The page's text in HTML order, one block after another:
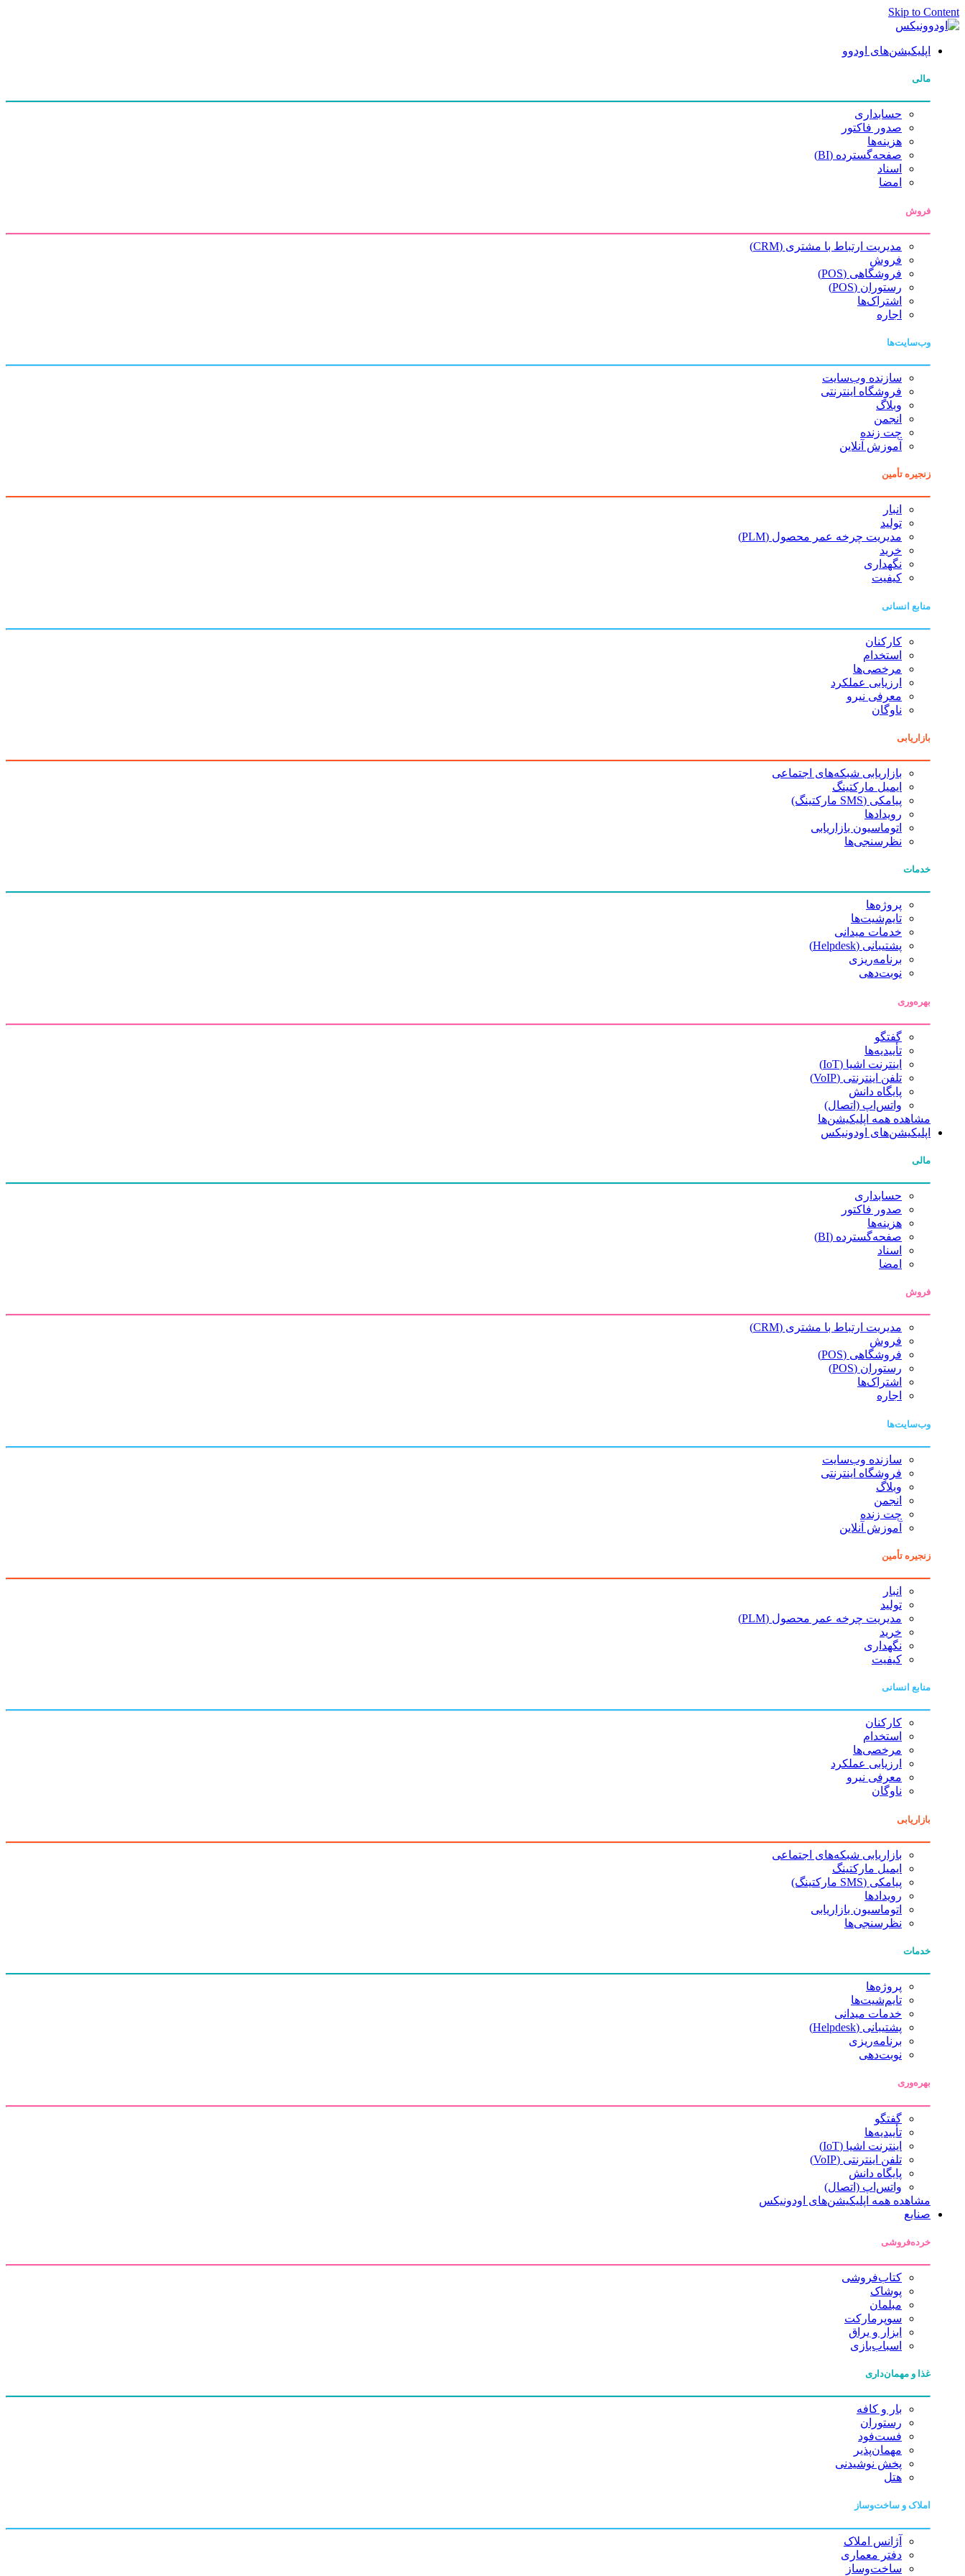
Skip to Content
اپلیکیشن‌های اودوو
مالی
حسابداری
صدور فاکتور
هزینه‌ها
صفحه‌گسترده (BI)
اسناد
امضا
فروش
مدیریت ارتباط با مشتری (CRM)
فروش
فروشگاهی (POS)
رستوران (POS)
اشتراک‌ها
اجاره
وب‌سایت‌ها
سازنده وب‌سایت
فروشگاه اینترنتی
وبلاگ
انجمن
چت زنده
آموزش آنلاین
زنجیره تأمین
انبار
تولید
مدیریت چرخه عمر محصول (PLM)
خرید
نگهداری
کیفیت
منابع انسانی
کارکنان
استخدام
مرخصی‌ها
ارزیابی عملکرد
معرفی نیرو
ناوگان
بازاریابی
بازاریابی شبکه‌های اجتماعی
ایمیل مارکتینگ
پیامکی (SMS مارکتینگ)
رویدادها
اتوماسیون بازاریابی
نظرسنجی‌ها
خدمات
پروژه‌ها
تایم‌شیت‌ها
خدمات میدانی
پشتیبانی (Helpdesk)
برنامه‌ریزی
نوبت‌دهی
بهره‌وری
گفتگو
تأییدیه‌ها
اینترنت اشیا (IoT)
تلفن اینترنتی (VoIP)
پایگاه دانش
واتس‌اپ (اتصال)
مشاهده همه اپلیکیشن‌ها
اپلیکیشن‌های اودونیکس
مالی
حسابداری
صدور فاکتور
هزینه‌ها
صفحه‌گسترده (BI)
اسناد
امضا
فروش
مدیریت ارتباط با مشتری (CRM)
فروش
فروشگاهی (POS)
رستوران (POS)
اشتراک‌ها
اجاره
وب‌سایت‌ها
سازنده وب‌سایت
فروشگاه اینترنتی
وبلاگ
انجمن
چت زنده
آموزش آنلاین
زنجیره تأمین
انبار
تولید
مدیریت چرخه عمر محصول (PLM)
خرید
نگهداری
کیفیت
منابع انسانی
کارکنان
استخدام
مرخصی‌ها
ارزیابی عملکرد
معرفی نیرو
ناوگان
بازاریابی
بازاریابی شبکه‌های اجتماعی
ایمیل مارکتینگ
پیامکی (SMS مارکتینگ)
رویدادها
اتوماسیون بازاریابی
نظرسنجی‌ها
خدمات
پروژه‌ها
تایم‌شیت‌ها
خدمات میدانی
پشتیبانی (Helpdesk)
برنامه‌ریزی
نوبت‌دهی
بهره‌وری
گفتگو
تأییدیه‌ها
اینترنت اشیا (IoT)
تلفن اینترنتی (VoIP)
پایگاه دانش
واتس‌اپ (اتصال)
مشاهده همه اپلیکیشن‌های اودونیکس
صنایع
خرده‌فروشی
کتاب‌فروشی
پوشاک
مبلمان
سوپرمارکت
ابزار و یراق
اسباب‌بازی
غذا و مهمان‌داری
بار و کافه
رستوران
فست‌فود
مهمان‌پذیر
پخش نوشیدنی
هتل
املاک و ساخت‌وساز
آژانس املاک
دفتر معماری
ساخت‌وساز